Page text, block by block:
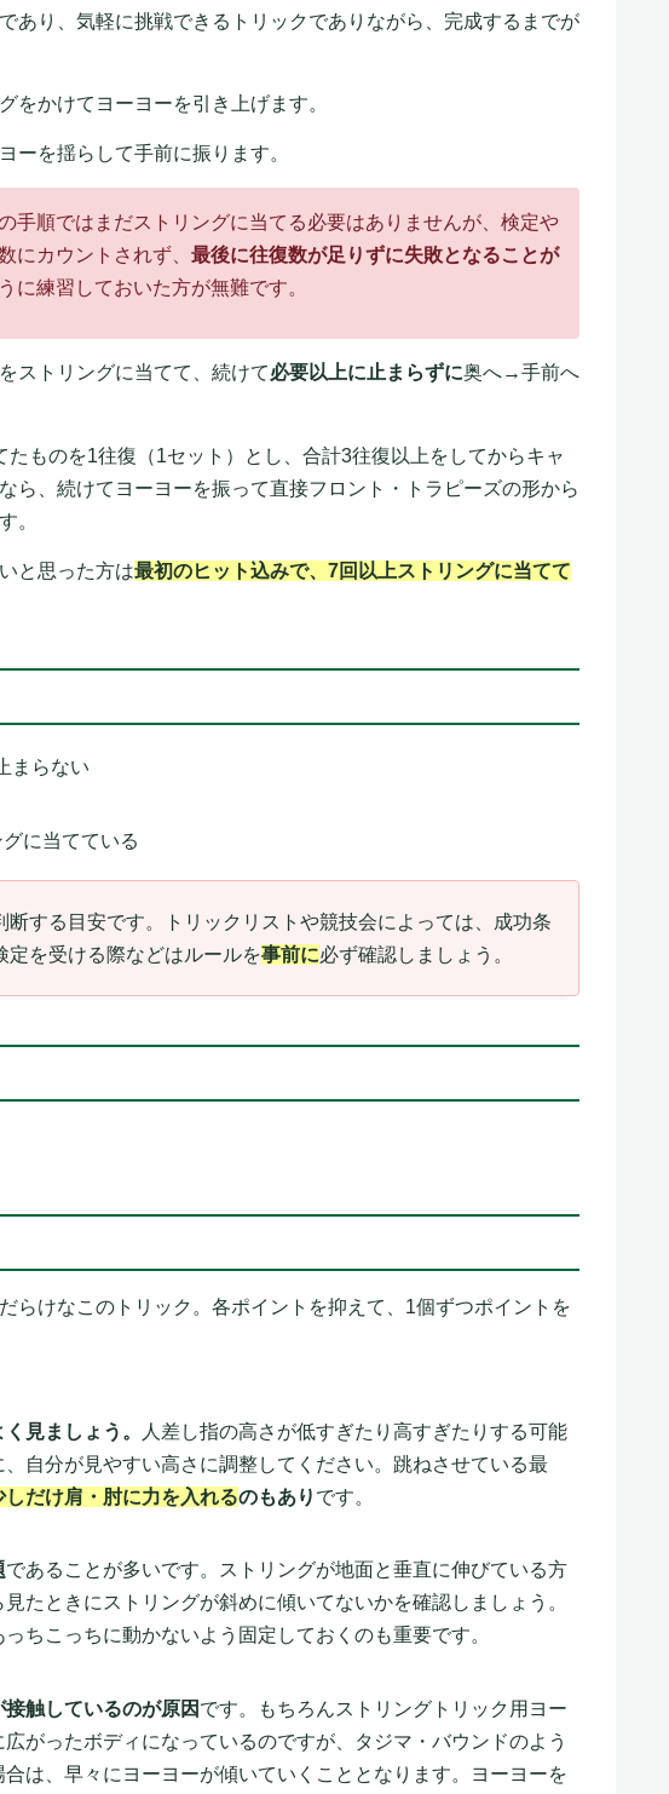
あり、気軽に挑戦できるトリックでありながら、完成するまでが
をかけてヨーヨーを引き上げます。
ーを揺らして手前に振ります。
手順ではまだストリングに当てる必要はありませんが、検定や
にカウントされず、 最後に往復数が足りずに失敗となることが
に練習しておいた方が無難です。
ストリングに当てて、続けて必要以上に止まらずに奥へ→手前へ
ものを1往復（1セット）とし、合計3往復以上をしてからキャ
ら、続けてヨーヨーを振って直接フロント・トラピーズの形から
。
と思った方は最初のヒット込みで、7回以上ストリングに当てて
まらない
に当てている
断する目安です。トリックリストや競技会によっては、成功条
を受ける際などはルールを事前に必ず確認しましょう。
らけなこのトリック。各ポイントを抑えて、1個ずつポイントを
見ましょう。
人差し指の高さが低すぎたり高すぎたりする可能
自分が見やすい高さに調整してください。跳ねさせている最
しだけ肩・肘に力を入れるのもあり です。
であることが多いです。ストリングが地面と垂直に伸びている方
たときにストリングが斜めに傾いてないかを確認しましょう。
ちこっちに動かないよう固定しておくのも重要です。
触しているのが原因 です。もちろんストリングトリック用ヨー
がったボディになっているのですが、タジマ・バウンドのよう
は、早々にヨーヨーが傾いていくこととなります。ヨーヨーを